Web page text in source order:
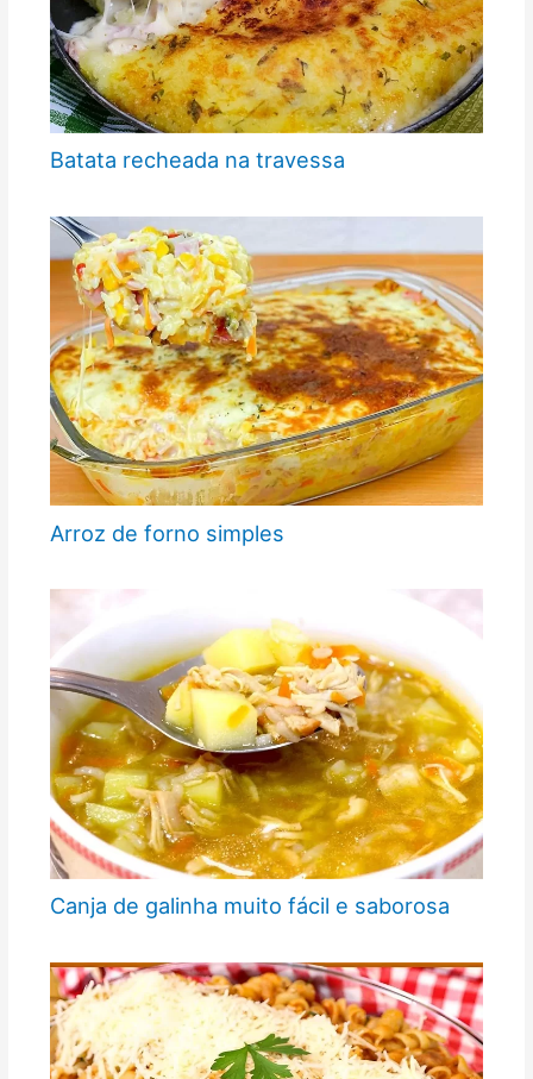
Batata recheada na travessa
Arroz de forno simples
Canja de galinha muito fácil e saborosa